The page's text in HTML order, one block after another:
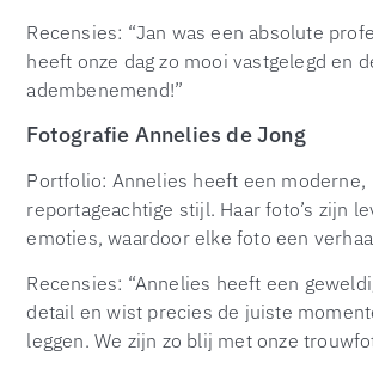
Recensies: “Jan was een absolute
heeft onze dag zo mooi vastgelegd en
adembenemend!”
Fotografie Annelies de Jong
Portfolio: Annelies heeft een moderne,
reportageachtige stijl. Haar foto’s zijn
emoties, waardoor elke foto een
Recensies: “Annelies heeft een
detail en wist precies de juiste
leggen. We zijn zo blij met onze